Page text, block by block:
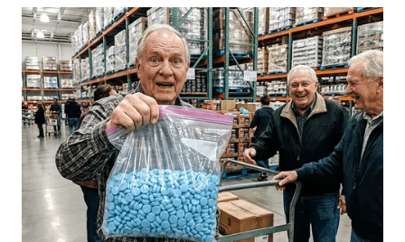
WN
BALI
WN
KALBAR
WN
KALTENG
WN
KALTARA